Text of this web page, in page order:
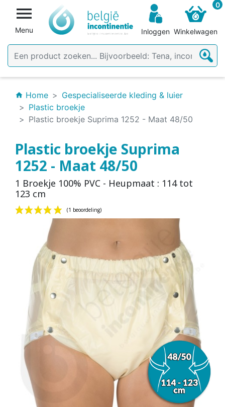

Menu Inloggen
0
Winkelwagen
home Home
Gespecialiseerde kleding & luier
Plastic broekje
Plastic broekje Suprima 1252 - Maat 48/50
Plastic broekje Suprima
1252 - Maat 48/50
1 Broekje 100% PVC - Heupmaat : 114 tot
123 cm
(1 beoordeling)